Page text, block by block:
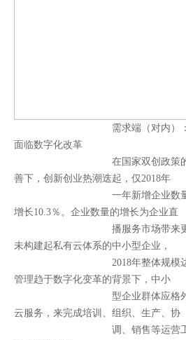
需求端（对内）：
面临数字化改革
在国家双创政策的引领和
善下，创新创业热潮迭起，仅2018年
一年新增企业数量就达到
增长10.3％。企业数量的增长为企业直
播服务市场带来更多的潜
未构建起私有云体系的中小型企业，
2018年整体规模
管理趋于数字化变革的背景下，中小
型企业群体应格外需要包
云服务，来完成培训、组织、生产、协
调、销售等运营工作，以